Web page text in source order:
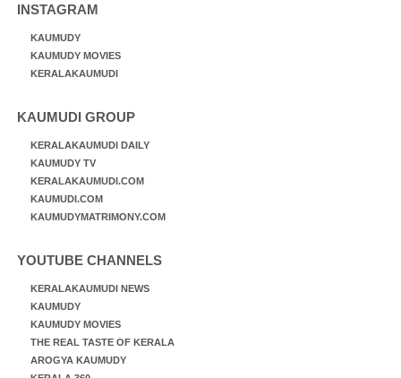
INSTAGRAM
KAUMUDY
KAUMUDY MOVIES
KERALAKAUMUDI
KAUMUDI GROUP
KERALAKAUMUDI DAILY
KAUMUDY TV
KERALAKAUMUDI.COM
KAUMUDI.COM
KAUMUDYMATRIMONY.COM
YOUTUBE CHANNELS
KERALAKAUMUDI NEWS
KAUMUDY
KAUMUDY MOVIES
THE REAL TASTE OF KERALA
AROGYA KAUMUDY